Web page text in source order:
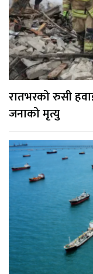
रातभरको रुसी
जनाको मृत्यु